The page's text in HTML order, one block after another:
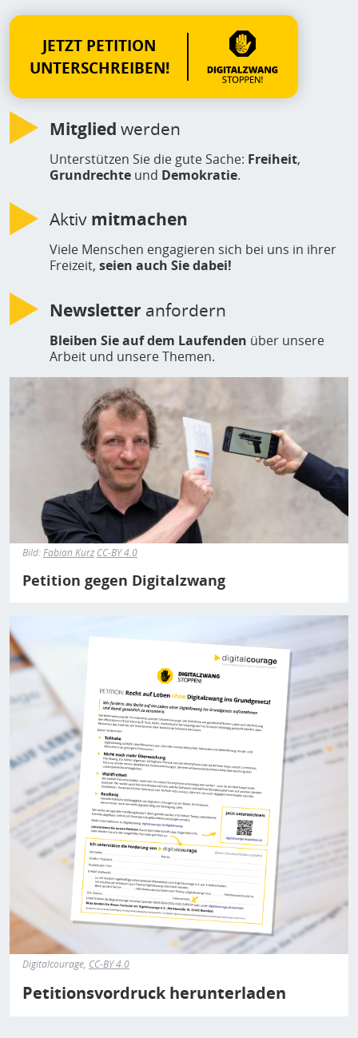
JETZT PETITION
UNTERSCHREIBEN!
Mitglied werden
Unterstützen Sie die gute Sache: Freiheit,
Grundrechte und Demokratie.
Aktiv mitmachen
Viele Menschen engagieren sich bei uns in ihrer
Freizeit, seien auch Sie dabei!
Newsletter anfordern
Bleiben Sie auf dem Laufenden über unsere
Arbeit und unsere Themen.
Bild
Bild:Fabian Kurz CC-BY 4.0
Petition gegen Digitalzwang
Digitalcourage, CC-BY 4.0
Petitionsvordruck herunterladen